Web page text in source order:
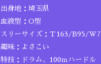
出身地：埼玉県
血液型：O型
スリーサイズ：Ｔ163/B95/
趣味：よさこい
特技：ドラム、100ｍハードル